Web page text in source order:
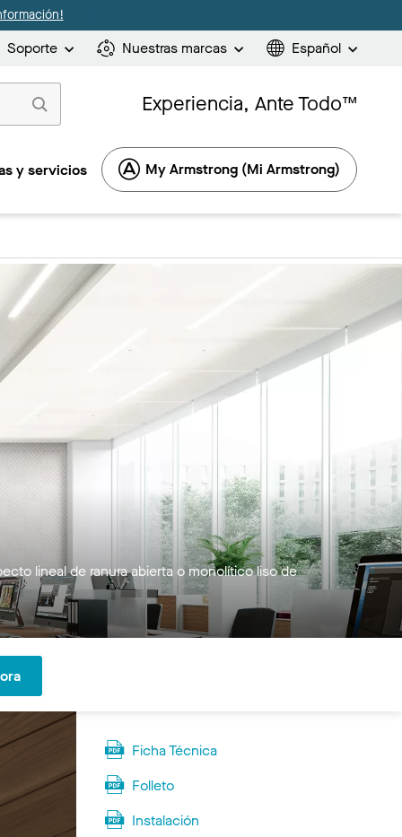
Soporte Nuestras marcas Español
Experiencia, Ante Todo™
y servicios My Armstrong (Mi Armstrong)
lineal de ranura abierta o monolítico liso de
Ficha Técnica
Folleto
Instalación